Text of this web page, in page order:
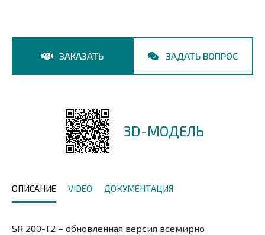
ЗАКАЗАТЬ ЗАДАТЬ ВОПРОС
ОПИСАНИЕ VIDEO ДОКУМЕНТАЦИЯ
3D-МОДЕЛЬ
SR 200-T2 – обновленная версия всемирно